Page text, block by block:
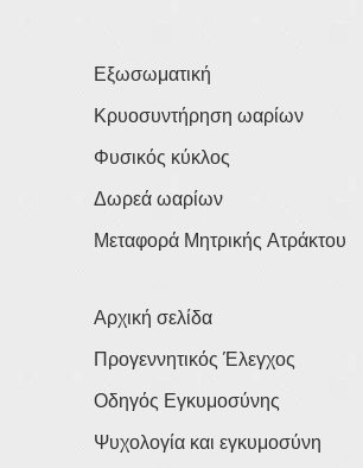
Εξωσωματική
Κρυοσυντήρηση ωαρίων
Φυσικός κύκλος
Δωρεά ωαρίων
Μεταφορά Μητρικής Ατράκτου
Αρχική σελίδα
Προγεννητικός Έλεγχος
Οδηγός Εγκυμοσύνης
Ψυχολογία και εγκυμοσύνη